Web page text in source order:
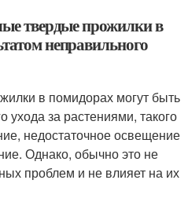
твердые прожилки в
неправильного
в помидорах могут быть
ухода за растениями, такого
недостаточное освещение
Однако, обычно это не
проблем и не влияет на их